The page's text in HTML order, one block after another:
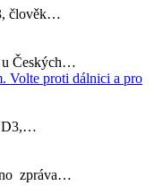
člověk…
u Českých…
Volte proti dálnici a pro
D3,…
zpráva…